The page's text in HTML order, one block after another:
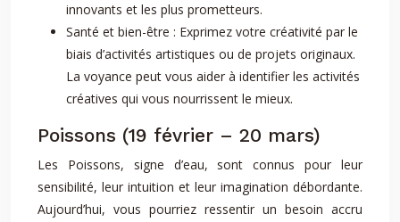
innovants et les plus prometteurs.
Santé et bien-être : Exprimez votre créativité par le
biais d’activités artistiques ou de projets originaux.
La voyance peut vous aider à identifier les activités
créatives qui vous nourrissent le mieux.
Poissons (19 février – 20 mars)
Les Poissons, signe d’eau, sont connus pour leur
sensibilité, leur intuition et leur imagination débordante.
Aujourd’hui, vous pourriez ressentir un besoin accru